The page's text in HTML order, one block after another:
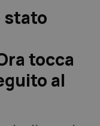
stato
tocca
al